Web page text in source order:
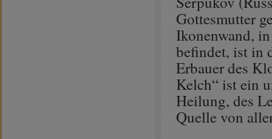
Gottesmutter
Ikonenwand,
befindet, ist in
Erbauer des
Kelch“ ist ein
Heilung, des
Quelle von